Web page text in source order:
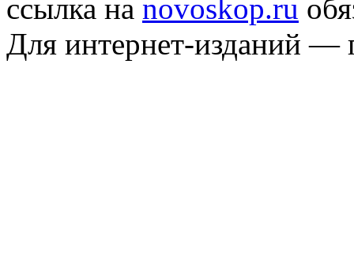
ссылка на novoskop.ru
Для интернет-изданий —